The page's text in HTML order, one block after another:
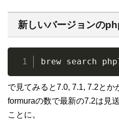
新しいバージョンの
brew search
で見てみると7.0, 7.1, 7.2とか
formuraの数で最新の7.2は見
ことに。